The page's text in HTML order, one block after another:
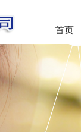
首页